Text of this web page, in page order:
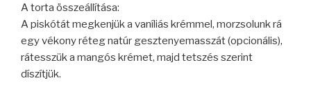
A torta összeállítása:
A piskótát megkenjük a vaníliás krémmel, morzsolunk rá
egy vékony réteg natúr gesztenyemasszát (opcionális),
rátesszük a mangós krémet, majd tetszés szerint
díszítjük.